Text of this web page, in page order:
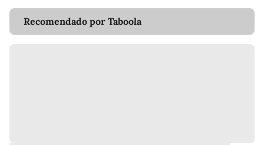
Recomendado por Taboola